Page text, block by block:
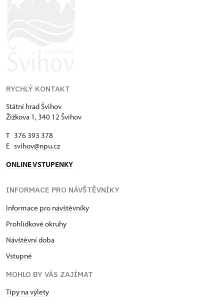
RYCHLÝ KONTAKT
Státní hrad Švihov
Žižkova 1, 340 12 Švihov
T 376 393 378
E svihov@npu.cz
ONLINE VSTUPENKY
INFORMACE PRO NÁVŠTĚVNÍKY
Informace pro návštěvníky
Prohlídkové okruhy
Návštěvní doba
Vstupné
MOHLO BY VÁS ZAJÍMAT
Tipy na výlety